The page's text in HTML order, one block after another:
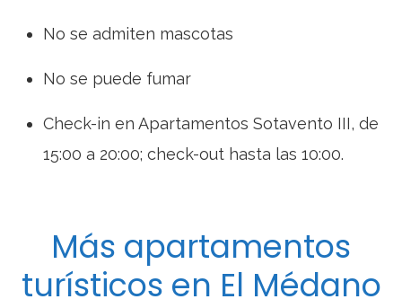
No se admiten mascotas
No se puede fumar
Check-in en Apartamentos Sotavento III, de
15:00 a 20:00; check-out hasta las 10:00.
Más apartamentos
turísticos en El Médano